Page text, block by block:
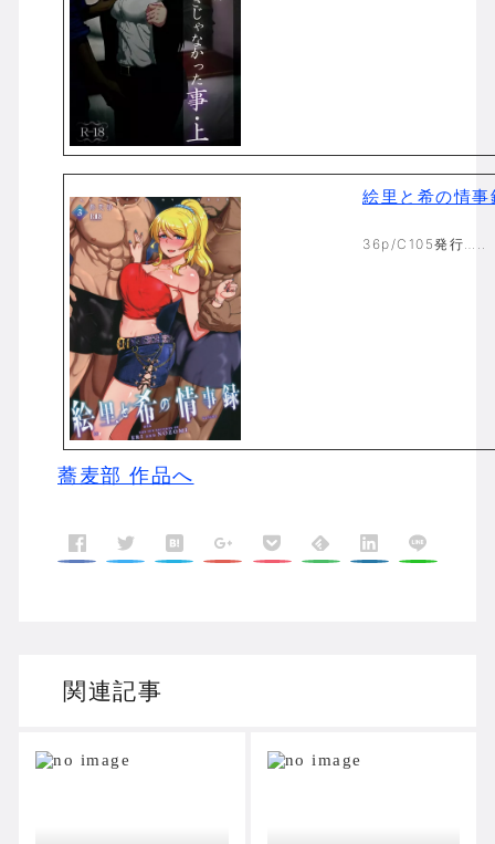
絵里と希の情
36p/C105発行…..
蕎麦部 作品へ
関連記事